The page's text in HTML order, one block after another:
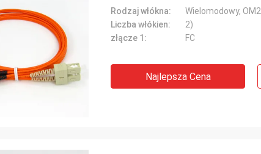
Rodzaj włókna:
Wielomodowy, OM2
Liczba włókien:
2)
złącze 1:
FC
Najlepsza Cena